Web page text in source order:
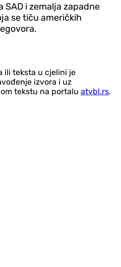
SAD i zemalja zapadne
se tiču američkih
ili teksta u cjelini je
izvora i uz
tekstu na portalu atvbl.rs.